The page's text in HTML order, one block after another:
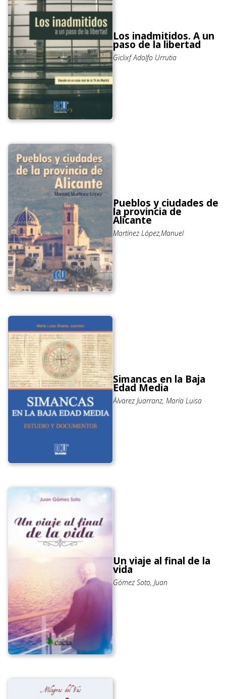
Los inadmitidos. A un
paso de la libertad
Giclixf Adolfo Urrutia
Pueblos y ciudades de
la provincia de
Alicante
Martínez López,Manuel
Simancas en la Baja
Edad Media
Álvarez Juarranz, María Luisa
Un viaje al final de la
vida
Gómez Soto, Juan